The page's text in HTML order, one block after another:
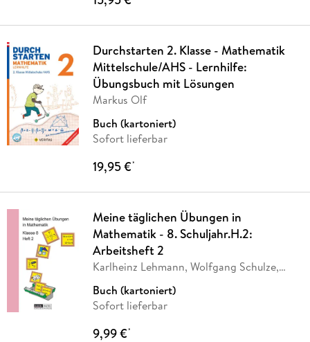
Durchstarten 2. Klasse - Mathematik
Mittelschule/AHS - Lernhilfe:
Übungsbuch mit Lösungen
Markus Olf
Buch (kartoniert)
Sofort lieferbar
19,95 €*
Meine täglichen Übungen in
Mathematik - 8. Schuljahr.H.2:
Arbeitsheft 2
Karlheinz Lehmann, Wolfgang Schulze,
Buch (kartoniert)
Sofort lieferbar
9,99 €*